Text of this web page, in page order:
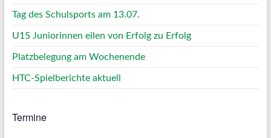
Tag des Schulsports am 13.07.
U15 Juniorinnen eilen von Erfolg zu Erfolg
Platzbelegung am Wochenende
HTC-Spielberichte aktuell
Termine